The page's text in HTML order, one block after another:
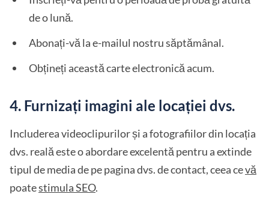
de o lună.
Abonați-vă la e-mailul nostru săptămânal.
Obțineți această carte electronică acum.
4. Furnizați imagini ale locației dvs.
Includerea videoclipurilor și a fotografiilor din locația
dvs. reală este o abordare excelentă pentru a extinde
tipul de media de pe pagina dvs. de contact, ceea cevă
poatestimula SEO.